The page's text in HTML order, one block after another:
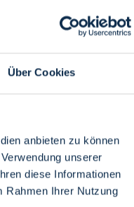
Über Cookies
anbieten zu können
unserer
diese Informationen
Rahmen Ihrer Nutzung